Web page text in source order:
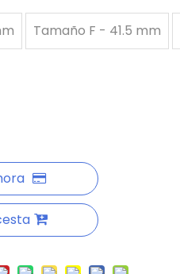
Tamaño F - 41.5 mm